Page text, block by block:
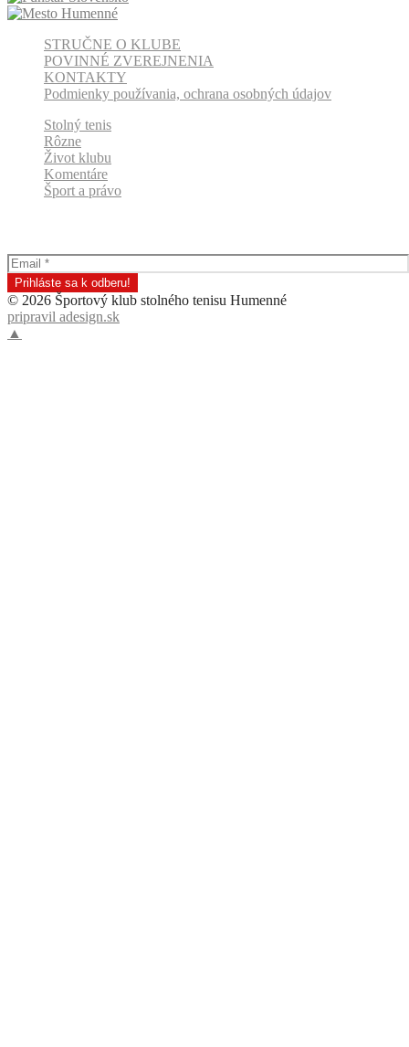
STRUČNE O KLUBE
POVINNÉ ZVEREJNENIA
KONTAKTY
Podmienky používania, ochrana osobných údajov
Stolný tenis
Rôzne
Život klubu
Komentáre
Šport a právo
© 2026 Športový klub stolného tenisu Humenné
pripravil adesign.sk
▲